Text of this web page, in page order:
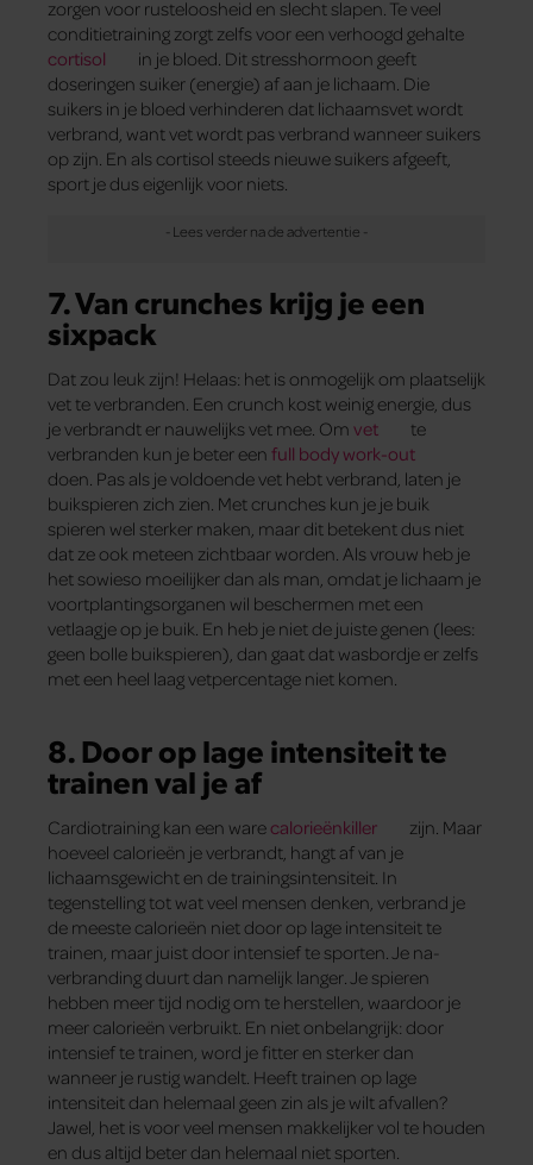
zorgen voor rusteloosheid en slecht slapen. Te veel
conditietraining zorgt zelfs voor een verhoogd gehalte
cortisol
in je bloed. Dit stresshormoon geeft
doseringen suiker (energie) af aan je lichaam. Die
suikers in je bloed verhinderen dat lichaamsvet wordt
verbrand, want vet wordt pas verbrand wanneer suikers
op zijn. En als cortisol steeds nieuwe suikers afgeeft,
sport je dus eigenlijk voor niets.
7. Van crunches krijg je een
sixpack
Dat zou leuk zijn! Helaas: het is onmogelijk om plaatselijk
vet te verbranden. Een crunch kost weinig energie, dus
je verbrandt er nauwelijks vet mee. Om vet
te
verbranden kun je beter een full body work-out
doen. Pas als je voldoende vet hebt verbrand, laten je
buikspieren zich zien. Met crunches kun je je buik
spieren wel sterker maken, maar dit betekent dus niet
dat ze ook meteen zichtbaar worden. Als vrouw heb je
het sowieso moeilijker dan als man, omdat je lichaam je
voortplantingsorganen wil beschermen met een
vetlaagje op je buik. En heb je niet de juiste genen (lees:
geen bolle buikspieren), dan gaat dat wasbordje er zelfs
met een heel laag vetpercentage niet komen.
8. Door op lage intensiteit te
trainen val je af
Cardiotraining kan een warecalorieënkiller
zijn. Maar
hoeveel calorieën je verbrandt, hangt af van je
lichaamsgewicht en de trainingsintensiteit. In
tegenstelling tot wat veel mensen denken, verbrand je
de meeste calorieën niet door op lage intensiteit te
trainen, maar juist door intensief te sporten. Je na­
verbranding duurt dan namelijk langer. Je spieren
hebben meer tijd nodig om te herstellen, waardoor je
meer calorieën verbruikt. En niet onbelangrijk: door
intensief te trainen, word je fitter en sterker dan
wanneer je rustig wandelt. Heeft trainen op lage
intensiteit dan helemaal geen zin als je wilt afvallen?
Jawel, het is voor veel mensen makkelijker vol te houden
en dus altijd beter dan helemaal niet sporten.